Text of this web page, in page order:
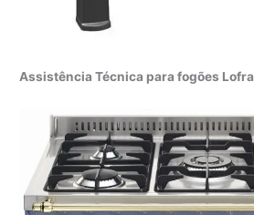
Assistência Técnica para fogões Lofra